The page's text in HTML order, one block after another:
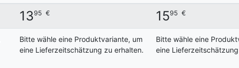
1395 € 1595 €
Bitte wähle eine Produktvariante, um
eine Lieferzeitschätzung zu erhalten.
Bitte wähle eine
eine